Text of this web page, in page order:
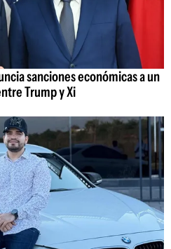
sanciones económicas a un
Trump y Xi